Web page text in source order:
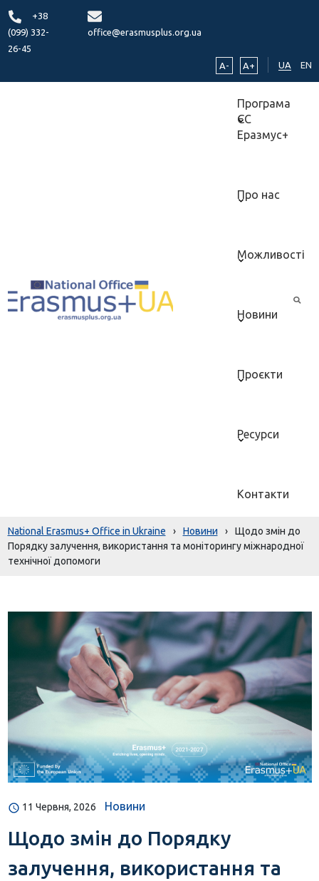
+38
(099) 332-
26-45
office@erasmusplus.org.ua
A- A+ UA EN
Програма
ЄС
Еразмус+
Про нас
Можливості
Новини
Проєкти
Ресурси
Контакти
National Erasmus+ Office in Ukraine › Новини ›
Щодо змін до
Порядку залучення, використання та моніторингу міжнародної
технічної допомоги
11 Червня, 2026 Новини
Щодо змін до Порядку
залучення, використання та